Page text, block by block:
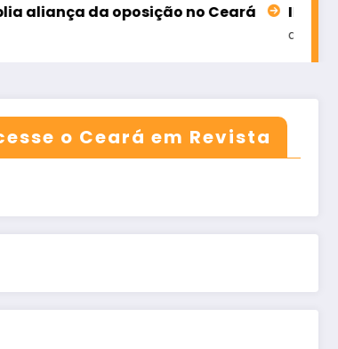
da oposição no Ceará INFORME –
agosto 6, 2026
o Ceará em Revista